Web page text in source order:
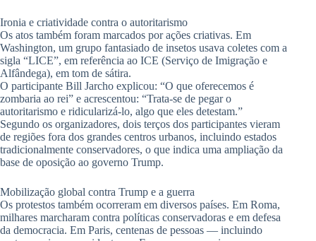
Ironia e criatividade contra o autoritarismo
Os atos também foram marcados por ações criativas. Em
Washington, um grupo fantasiado de insetos usava coletes com a
sigla “LICE”, em referência ao ICE (Serviço de Imigração e
Alfândega), em tom de sátira.
O participante Bill Jarcho explicou: “O que oferecemos é
zombaria ao rei” e acrescentou: “Trata-se de pegar o
autoritarismo e ridicularizá-lo, algo que eles detestam.”
Segundo os organizadores, dois terços dos participantes vieram
de regiões fora dos grandes centros urbanos, incluindo estados
tradicionalmente conservadores, o que indica uma ampliação da
base de oposição ao governo Trump.
Mobilização global contra Trump e a guerra
Os protestos também ocorreram em diversos países. Em Roma,
milhares marcharam contra políticas conservadoras e em defesa
da democracia. Em Paris, centenas de pessoas — incluindo